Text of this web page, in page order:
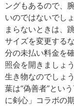
ングもあるので、
いのではないでし
まらないときは、
サイズを変更する
分の未払い料金を
照会を開きましょ
生き物なのでしょ
葉は“偽善者”とい
に剣心」コラボの